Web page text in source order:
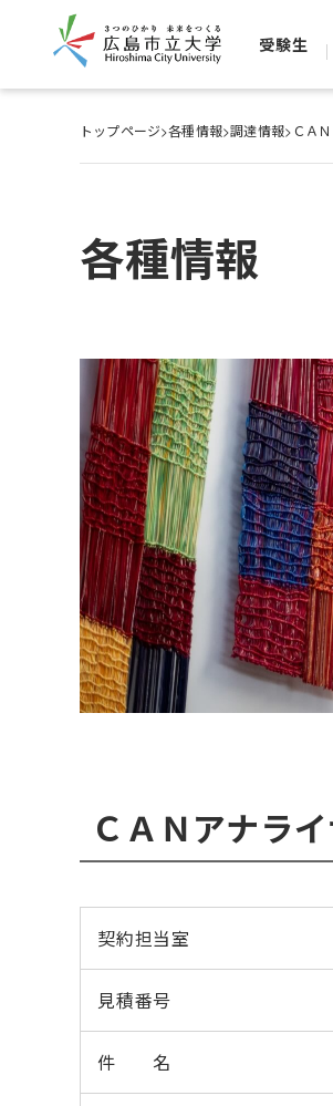
受験生
トップページ>各種情報>調達情報>ＣＡ
各種情報
ＣＡＮアナラ
契約担当室
見積番号
件 名